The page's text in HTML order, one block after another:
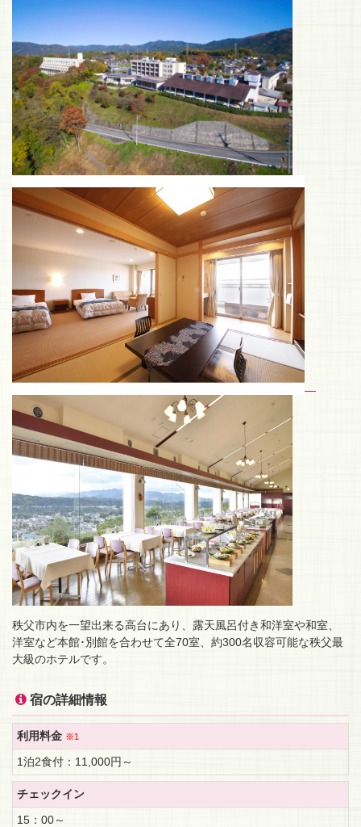
秩父市内を一望出来る高台にあり、露天風呂付き和洋室や和室、
洋室など本館･別館を合わせて全70室、約300名収容可能な秩父最
大級のホテルです。
宿の詳細情報
利用料金 ※1
1泊2食付：11,000円～
チェックイン
15：00～